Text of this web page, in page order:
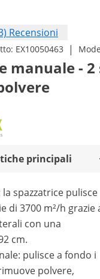
Recensioni
EX10050463 |
manuale -
principali
la spazzatrice pulisce
di 3700 m²/h grazie
con una
cm.
pulisce a fondo i
polvere,